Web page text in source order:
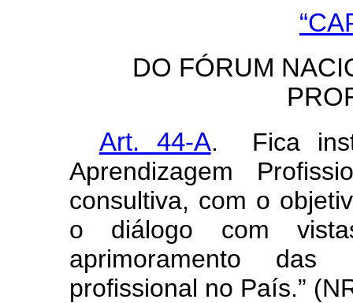
DO FÓRUM
Art. 44-A. Fica
Aprendizagem
consultiva, com o
o diálogo com
aprimoramento das
profissional no País.”